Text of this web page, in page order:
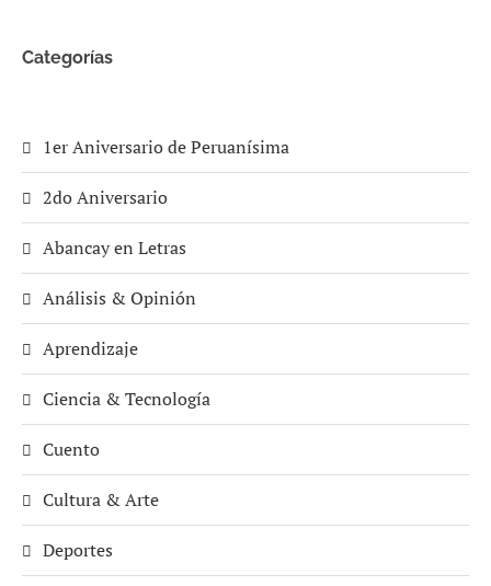
Categorías
1er Aniversario de Peruanísima
2do Aniversario
Abancay en Letras
Análisis & Opinión
Aprendizaje
Ciencia & Tecnología
Cuento
Cultura & Arte
Deportes